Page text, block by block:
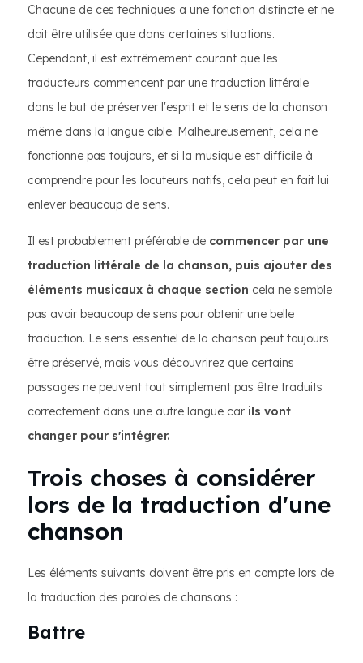
Chacune de ces techniques a une fonction distincte et ne
doit être utilisée que dans certaines situations.
Cependant, il est extrêmement courant que les
traducteurs commencent par une traduction littérale
dans le but de préserver l'esprit et le sens de la chanson
même dans la langue cible. Malheureusement, cela ne
fonctionne pas toujours, et si la musique est difficile à
comprendre pour les locuteurs natifs, cela peut en fait lui
enlever beaucoup de sens.
Il est probablement préférable de commencer par une
traduction littérale de la chanson, puis ajouter des
éléments musicaux à chaque section cela ne semble
pas avoir beaucoup de sens pour obtenir une belle
traduction. Le sens essentiel de la chanson peut toujours
être préservé, mais vous découvrirez que certains
passages ne peuvent tout simplement pas être traduits
correctement dans une autre langue car ils vont
changer pour s'intégrer.
Trois choses à considérer
lors de la traduction d'une
chanson
Les éléments suivants doivent être pris en compte lors de
la traduction des paroles de chansons :
Battre